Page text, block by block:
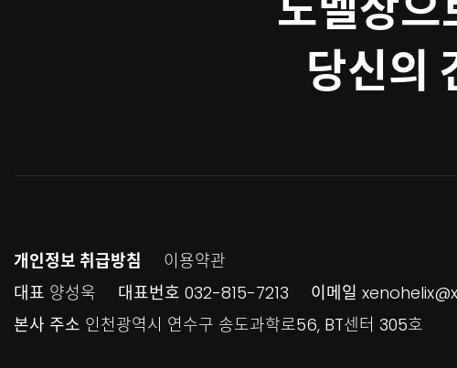
당신의
개인정보 취급방침
이용약관
대표 양성욱 대표번호 032-815-7213 이메일
본사 주소 인천광역시 연수구 송도과학로56, BT센터 305호